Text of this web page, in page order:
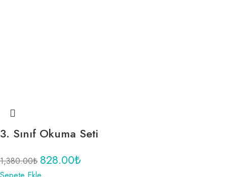
3. Sınıf Okuma Seti
1,380.00₺ 828.00₺